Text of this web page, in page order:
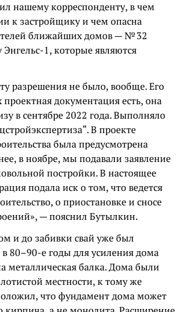
нашему корреспонденту, в чем
к застройщику и чем опасна
ближайших домов — № 32
1, которые являются
разрешения не было, вообще. Его
документация есть, она
в сентябре 2022 года. Выполняло
В проекте
была предусмотрена
в ноябре, мы подавали заявление
постройки. В настоящее
подала иск о том, что ведется
о приостановке и сносе
— пояснил Бутылкин.
и до забивки свай уже был
80–90-е годы для усиления дома
металлическая балка. Дома были
местности, к тому же
что фундамент дома может